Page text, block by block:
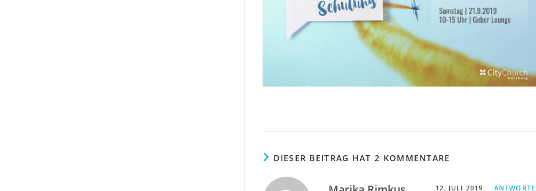
DIESER BEITRAG HAT 2 KOMMENTARE
12. JULI 2019